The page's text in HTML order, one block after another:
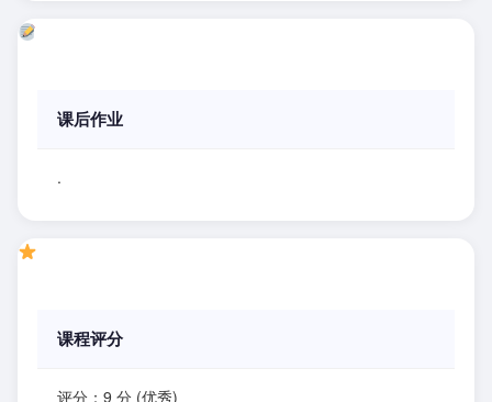
课后作业
.
课程评分
评分：9 分 (优秀)